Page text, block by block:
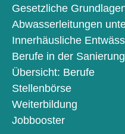
Gesetzliche
Abwasserleitungen
Innerhäusliche
Berufe in der Sanierung
Übersicht: Berufe
Stellenbörse
Weiterbildung
Jobbooster